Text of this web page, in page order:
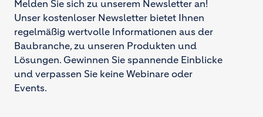
Melden Sie sich zu unserem Newsletter an!
Unser kostenloser Newsletter bietet Ihnen
regelmäßig wertvolle Informationen aus der
Baubranche, zu unseren Produkten und
Lösungen. Gewinnen Sie spannende Einblicke
und verpassen Sie keine Webinare oder
Events.